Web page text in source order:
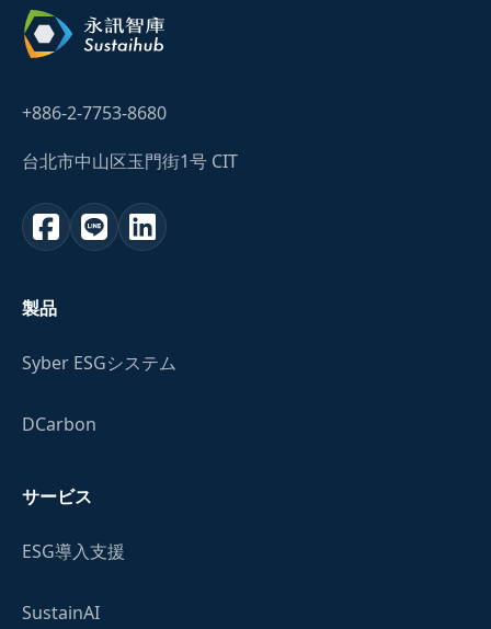
+886-2-7753-8680
台北市中山区玉門街1号 CIT
製品
Syber ESGシステム
DCarbon
サービス
ESG導入支援
SustainAI